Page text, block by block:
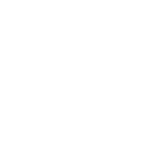
alle, die gerne